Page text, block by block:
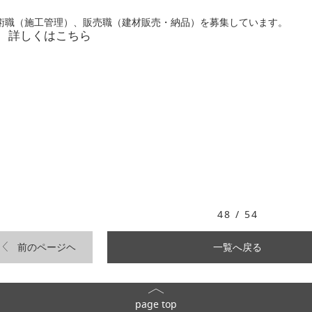
職（施工管理）、販売職（建材販売・納品）を募集しています。
詳しくはこちら
48 / 54
前のページヘ 一覧へ戻る
page top